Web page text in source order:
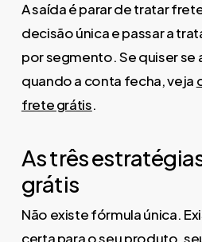
A saída é parar de tratar
decisão única e passar a
por segmento. Se quiser se
quando a conta fecha, veja
frete grátis.
As três
grátis
Não existe fórmula única.
certa para o seu produto,